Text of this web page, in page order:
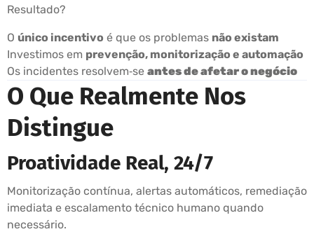
Resultado?
O único incentivo é que os problemas não existam
Investimos em prevenção, monitorização e automação
Os incidentes resolvem‑se antes de afetar o negócio
O Que Realmente Nos
Distingue
Proatividade Real, 24/7
Monitorização contínua, alertas automáticos, remediação
imediata e escalamento técnico humano quando
necessário.